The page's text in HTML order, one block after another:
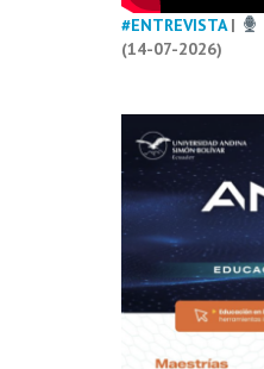
#ENTREVISTA|
(14-07-2026)